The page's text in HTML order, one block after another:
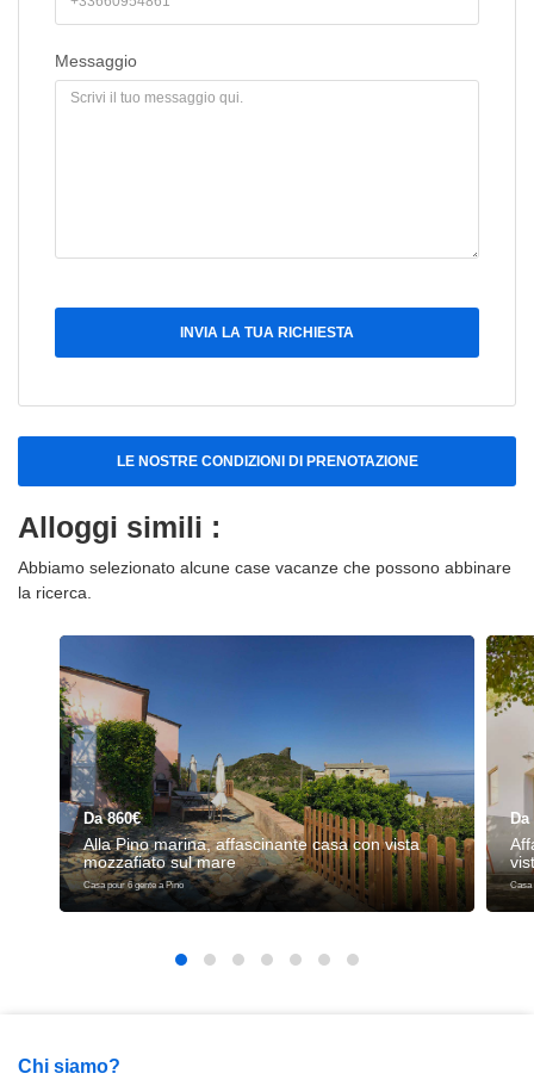
Messaggio
INVIA LA TUA RICHIESTA
LE NOSTRE CONDIZIONI DI PRENOTAZIONE
Alloggi simili :
Abbiamo selezionato alcune case vacanze che possono abbinare
la ricerca.
Da 860€
Alla Pino marina, affascinante casa con vista
mozzafiato sul mare
Casa pour 6 gente a Pino
Da
Casa
Chi siamo?